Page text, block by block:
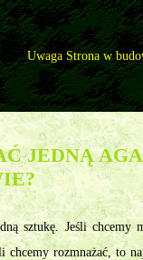
Uwaga Strona w
można hodować jedną agamę
JEDNĄ
sztukę. Jeśli chcemy
chcemy rozmnażać, to